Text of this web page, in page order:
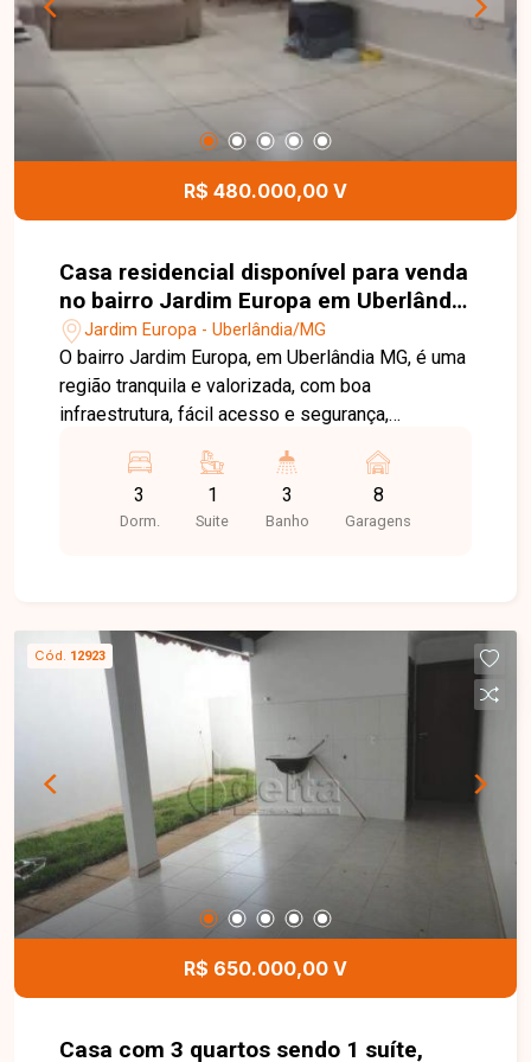
R$ 480.000,00 V
Casa residencial disponível para venda
no bairro Jardim Europa em Uberlândia
- MGJardim Europa - Uberlândia/MG
O bairro Jardim Europa, em Uberlândia MG, é uma
região tranquila e valorizada, com boa
infraestrutura, fácil acesso e segurança,
com aproximadamente 160 m² de área construída
em terreno de 250 m², muito bem projetada e
com ambientes funcionais. O imóvel conta com
carros e está localizada em rua monitorada por
câmeras, oferecendo mais segurança. Uma
excelente oportunidade para quem busca
conforto e tranquilidade. Entre em contato para
mais informações e agende sua visita.
3
Dorm.
1
Suite
3
Banho
8
Garagens
Cód. 12923
R$ 650.000,00 V
Casa com 3 quartos sendo 1 suíte,